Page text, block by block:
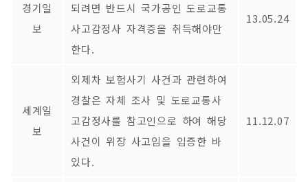
경기일
보
되려면 반드시 국가공인 도로교통
사고감정사 자격증을 취득해야만
한다.
13.05.24
세계일
보
외제차 보험사기 사건과 관련하여
경찰은 자체 조사 및 도로교통사
고감정사를 참고인으로 하여 해당
사건이 위장 사고임을 입증한 바
있다.
11.12.07